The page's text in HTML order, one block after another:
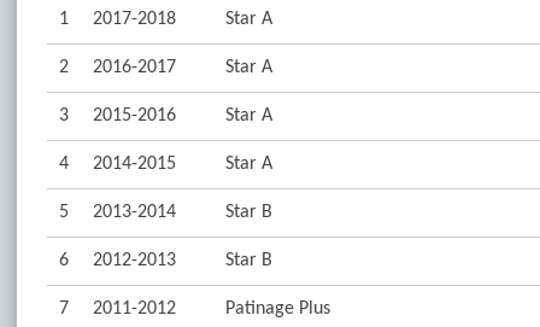
1 2017-2018 Star A
2 2016-2017 Star A
3 2015-2016 Star A
4 2014-2015 Star A
5 2013-2014 Star B
6 2012-2013 Star B
7 2011-2012 Patinage Plus